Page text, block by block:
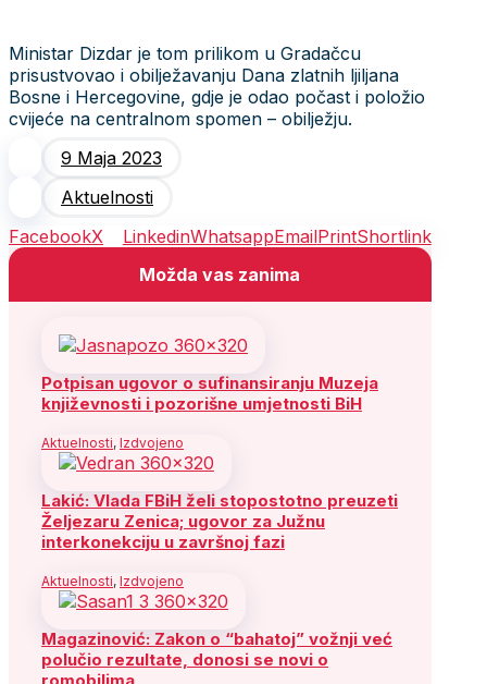
Ministar Dizdar je tom prilikom u Gradačcu
prisustvovao i obilježavanju Dana zlatnih ljiljana
Bosne i Hercegovine, gdje je odao počast i položio
cvijeće na centralnom spomen – obilježju.
9 Maja 2023
Aktuelnosti
FacebookX LinkedinWhatsappEmailPrintShortlink
Možda vas zanima
Potpisan ugovor o sufinansiranju Muzeja
književnosti i pozorišne umjetnosti BiH
Aktuelnosti, Izdvojeno
Lakić: Vlada FBiH želi stopostotno preuzeti
Željezaru Zenica; ugovor za Južnu
interkonekciju u završnoj fazi
Aktuelnosti, Izdvojeno
Magazinović: Zakon o “bahatoj” vožnji već
polučio rezultate, donosi se novi o